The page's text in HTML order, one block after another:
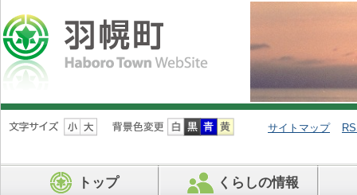
ナ
ビ
サイトマップ
トップ くらしの情報